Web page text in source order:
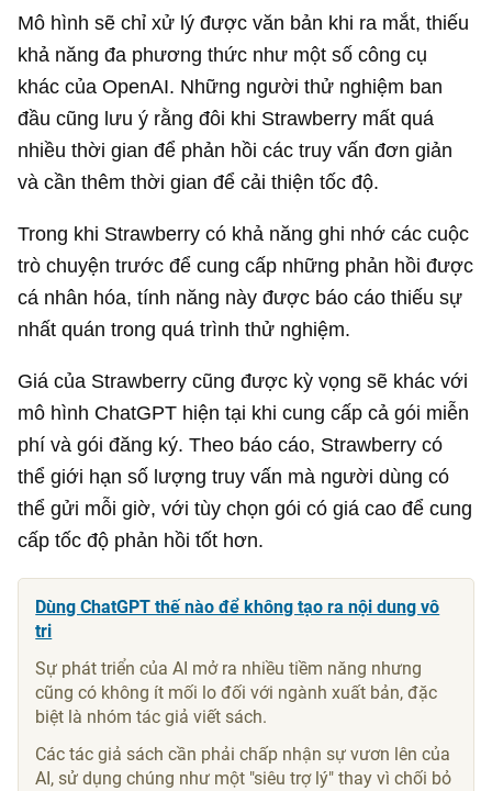
Mô hình sẽ chỉ xử lý được văn bản khi ra mắt, thiếu
khả năng đa phương thức như một số công cụ
khác của OpenAI. Những người thử nghiệm ban
đầu cũng lưu ý rằng đôi khi Strawberry mất quá
nhiều thời gian để phản hồi các truy vấn đơn giản
và cần thêm thời gian để cải thiện tốc độ.
Trong khi Strawberry có khả năng ghi nhớ các cuộc
trò chuyện trước để cung cấp những phản hồi được
cá nhân hóa, tính năng này được báo cáo thiếu sự
nhất quán trong quá trình thử nghiệm.
Giá của Strawberry cũng được kỳ vọng sẽ khác với
mô hình ChatGPT hiện tại khi cung cấp cả gói miễn
phí và gói đăng ký. Theo báo cáo, Strawberry có
thể giới hạn số lượng truy vấn mà người dùng có
thể gửi mỗi giờ, với tùy chọn gói có giá cao để cung
cấp tốc độ phản hồi tốt hơn.
Dùng ChatGPT thế nào để không tạo ra nội dung vô
tri
Sự phát triển của AI mở ra nhiều tiềm năng nhưng
cũng có không ít mối lo đối với ngành xuất bản, đặc
biệt là nhóm tác giả viết sách.
Các tác giả sách cần phải chấp nhận sự vươn lên của
AI, sử dụng chúng như một "siêu trợ lý" thay vì chối bỏ